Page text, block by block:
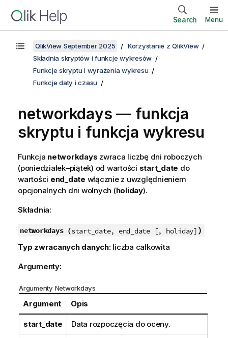
Search Menu
QlikView September 2025
Korzystanie z QlikView
Składnia skryptów i funkcje wykresów
Funkcje skryptu i wyrażenia wykresu
Funkcje daty i czasu
networkdays — funkcja
skryptu i funkcja wykresu
Funkcja networkdays zwraca liczbę dni roboczych
(poniedziałek–piątek) od wartości start_date do
wartości end_date włącznie z uwzględnieniem
opcjonalnych dni wolnych (holiday).
Składnia:
networkdays (start_date, end_date [, holiday] )
Typ zwracanych danych:liczba całkowita
Argumenty:
Argumenty Networkdays
Argument Opis
start_date Data rozpoczęcia do oceny.